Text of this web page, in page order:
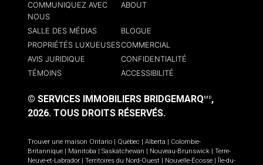
COMMUNIQUEZ AVEC
NOUS
ABOUT
SALLE DES MÉDIAS
BLOGUE
PROPRIÉTÉS LUXUEUSESCOMMERCIAL
AVIS JURIDIQUE
CONFIDENTIALITÉ
TÉMOINS
ACCESSIBILITÉ
© SERVICES IMMOBILIERS BRIDGEMARQ MD,
2026. TOUS DROITS RÉSERVÉS.
Trouver une maison Ontario | Québec | Alberta | Colombie-
Britannique | Manitoba | Saskatchewan | Nouveau-Brunswick | Terre-
Neuve-et-Labrador | Territoires du Nord-Ouest | Nouvelle-Écosse | Île-du-